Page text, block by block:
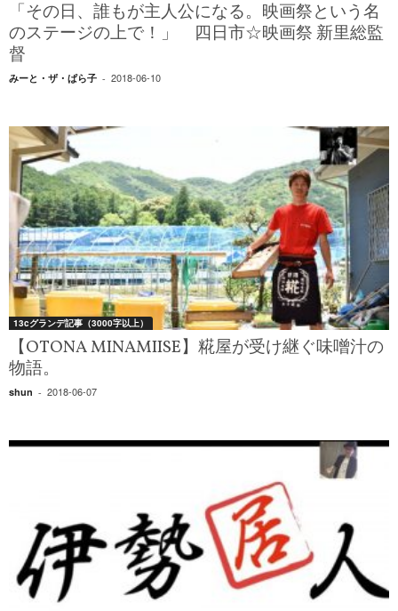
「その日、誰もが主人公になる。映画祭という名
のステージの上で！」 四日市☆映画祭 新里総監
督
みーと・ザ・ぱら子 - 2018-06-10
13cグランデ記事（3000字以上）
【OTONA MINAMIISE】糀屋が受け継ぐ味噌汁の
物語。
shun - 2018-06-07